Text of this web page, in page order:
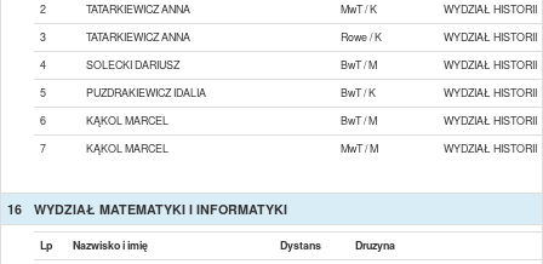
2
TATARKIEWICZ ANNA MwT / K
WYDZIAŁ HISTORII
3
TATARKIEWICZ ANNA Rowe / K
WYDZIAŁ HISTORII
4
SOLECKI DARIUSZ BwT / M
WYDZIAŁ HISTORII
5
PUZDRAKIEWICZ IDALIA BwT / K
WYDZIAŁ HISTORII
6
KĄKOL MARCEL BwT / M
WYDZIAŁ HISTORII
7
KĄKOL MARCEL MwT / M WYDZIAŁ HISTORII
16 WYDZIAŁ MATEMATYKI I INFORMATYKI
Lp Nazwisko i imię Dystans
Druzyna